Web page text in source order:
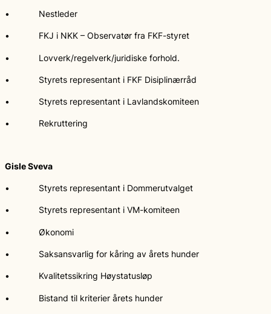
• Nestleder
• FKJ i NKK – Observatør fra FKF-styret
• Lovverk/regelverk/juridiske forhold.
• Styrets representant i FKF Disiplinærråd
• Styrets representant i Lavlandskomiteen
• Rekruttering
Gisle Sveva
• Styrets representant i Dommerutvalget
• Styrets representant i VM-komiteen
• Økonomi
• Saksansvarlig for kåring av årets hunder
• Kvalitetssikring Høystatusløp
• Bistand til kriterier årets hunder